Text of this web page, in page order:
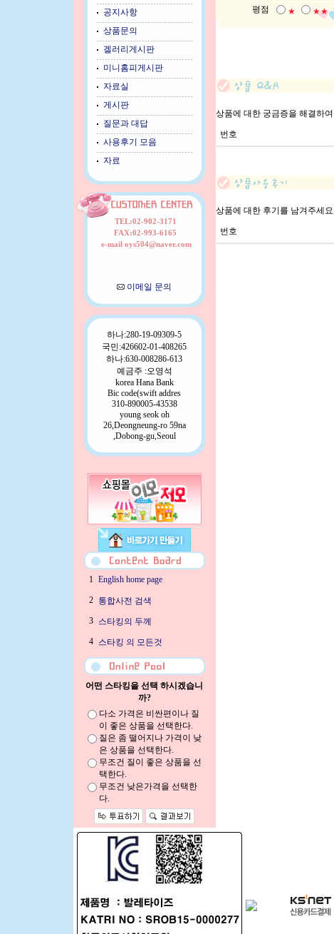
공지사항
상품문의
겔러리게시판
미니홈피게시판
자료실
게시판
질문과 대답
사용후기 모음
자료
TEL:02-902-3171
FAX:02-993-6165
e-mail oys504@naver.com
이메일 문의
하나:280-19-09309-5
국민:426602-01-408265
하나:630-008286-613
예금주 :오영석
korea Hana Bank
Bic code(swift addres
310-890005-43538
young seok oh
26,Deongneung-ro 59na
,Dobong-gu,Seoul
1 English home page
2
통합사전 검색
3
스타킹의 두께
4
스타킹 의 모든것
어떤 스타킹을 선택 하시겠습니
까?
다소 가격은 비싼편이나 질
이 좋은 상품을 선택한다.
질은 좀 떨어지나 가격이 낮
은 상품을 선택한다.
무조건 질이 좋은 상품을 선
택한다.
무조건 낮은가격을 선택한
다.
평점
★ ★★
상품에 대한 궁금증을 해결하
번호
상품에 대한 후기를 남겨주세요.
번호